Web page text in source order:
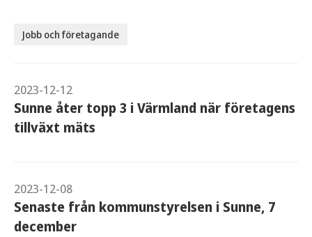
Jobb och företagande
2023-12-12
Sunne åter topp 3 i Värmland när företagens
tillväxt mäts
2023-12-08
Senaste från kommunstyrelsen i Sunne, 7
december